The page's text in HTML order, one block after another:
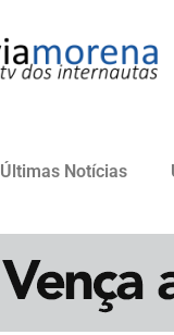
Últimas Notícias